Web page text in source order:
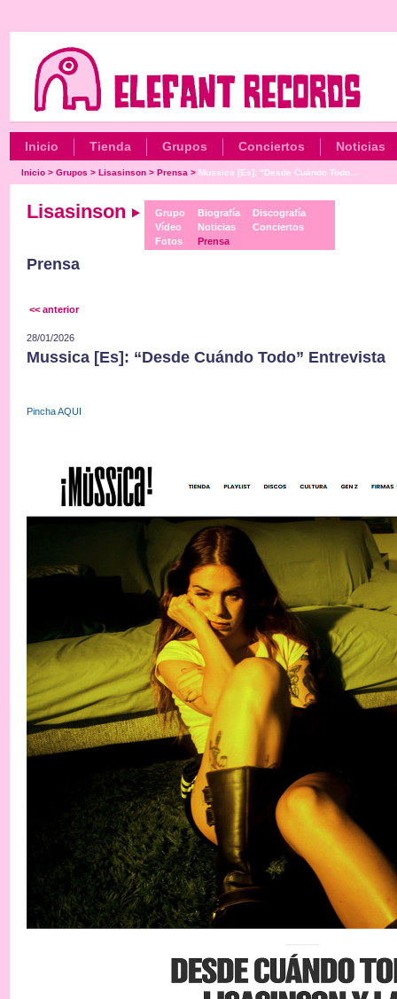
Inicio Tienda Grupos Conciertos Noticias
Inicio> Grupos > Lisasinson> Prensa > Mussica [Es]: “Desde Cuándo Todo...
Lisasinson
Grupo
Vídeo
Fotos
Biografía
Noticias
Prensa
Discografía
Conciertos
Prensa
<< anterior
28/01/2026
Mussica [Es]: “Desde Cuándo Todo” Entrevista
Pincha AQUI